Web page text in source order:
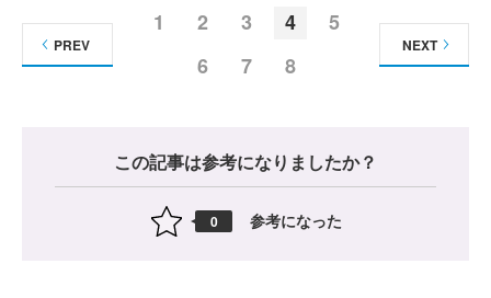
1 2 3 4
5
6
7 8
PREV NEXT
この記事は参考になりましたか？
0 参考になった